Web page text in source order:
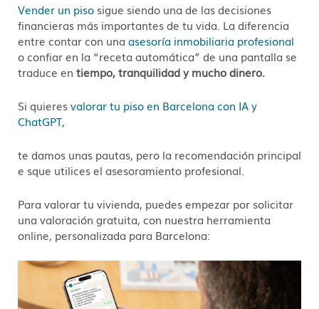
Vender un piso sigue siendo una de las decisiones
financieras más importantes de tu vida. La diferencia
entre contar con una asesoría inmobiliaria profesional
o confiar en la “receta automática” de una pantalla se
traduce en tiempo, tranquilidad y mucho dinero.
Si quieresvalorar tu piso en Barcelona con IA y
ChatGPT,
te damos unas pautas, pero la recomendación principal
e sque utilices el asesoramiento profesional.
Para valorar tu vivienda, puedes empezar por solicitar
una valoración gratuita, con nuestra herramienta
online, personalizada para Barcelona: